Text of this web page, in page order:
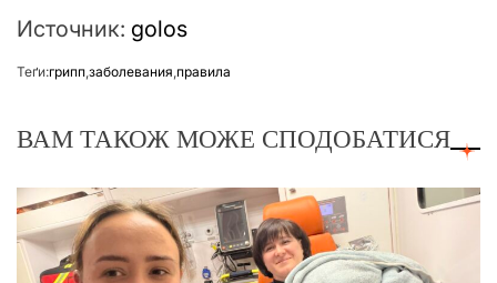
Источник: golos
Теґи:грипп,заболевания,правила
ВАМ ТАКОЖ МОЖЕ СПОДОБАТИСЯ